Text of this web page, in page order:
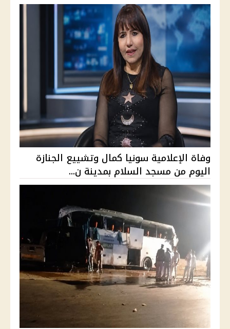
وفاة الإعلامية سونيا كمال وتشييع الجنازة
اليوم من مسجد السلام بمدينة ن...